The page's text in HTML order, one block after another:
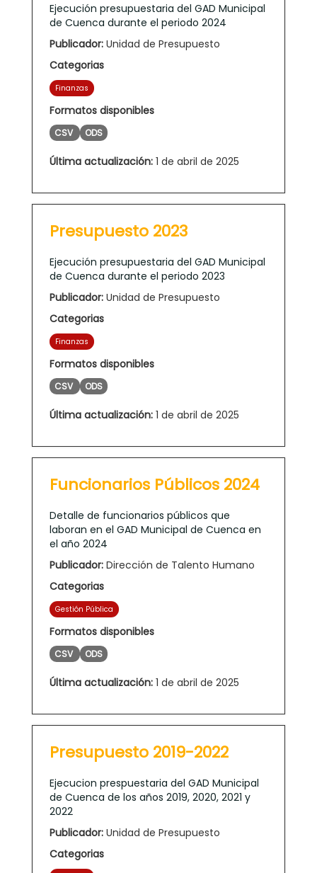
Ejecución presupuestaria del GAD Municipal
de Cuenca durante el periodo 2024
Publicador: Unidad de Presupuesto
Categorias
Finanzas
Formatos disponibles
CSV ODS
Última actualización: 1 de abril de 2025
Presupuesto 2023
Ejecución presupuestaria del GAD Municipal
de Cuenca durante el periodo 2023
Publicador: Unidad de Presupuesto
Categorias
Finanzas
Formatos disponibles
CSV ODS
Última actualización: 1 de abril de 2025
Funcionarios Públicos 2024
Detalle de funcionarios públicos que
laboran en el GAD Municipal de Cuenca en
el año 2024
Publicador: Dirección de Talento Humano
Categorias
Gestión Pública
Formatos disponibles
CSV ODS
Última actualización: 1 de abril de 2025
Presupuesto 2019-2022
Ejecucion prespuestaria del GAD Municipal
de Cuenca de los años 2019, 2020, 2021 y
2022
Publicador: Unidad de Presupuesto
Categorias